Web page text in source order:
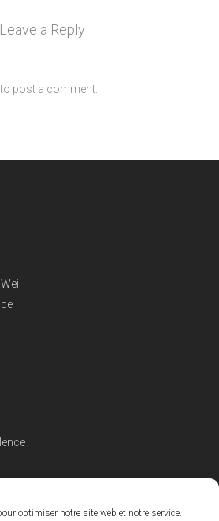
optimiser notre site web et notre service.
Leave a Reply
to post a comment.